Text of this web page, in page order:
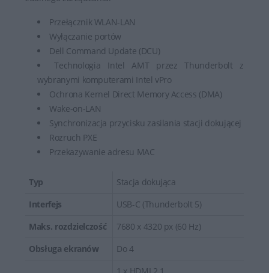
Przełącznik WLAN-LAN
Wyłączanie portów
Dell Command Update (DCU)
Technologia Intel AMT przez Thunderbolt z
wybranymi komputerami Intel vPro
Ochrona Kernel Direct Memory Access (DMA)
Wake-on-LAN
Synchronizacja przycisku zasilania stacji dokującej
Rozruch PXE
Przekazywanie adresu MAC
Typ
Stacja dokująca
Interfejs
USB-C (Thunderbolt 5)
Maks. rozdzielczość
7680 x 4320 px (60 Hz)
Obsługa ekranów
Do 4
1 x HDMI 2.1